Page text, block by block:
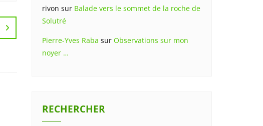
rivon sur Balade vers le sommet de la roche de
Solutré
Pierre-Yves Raba sur Observations sur mon
noyer …
RECHERCHER